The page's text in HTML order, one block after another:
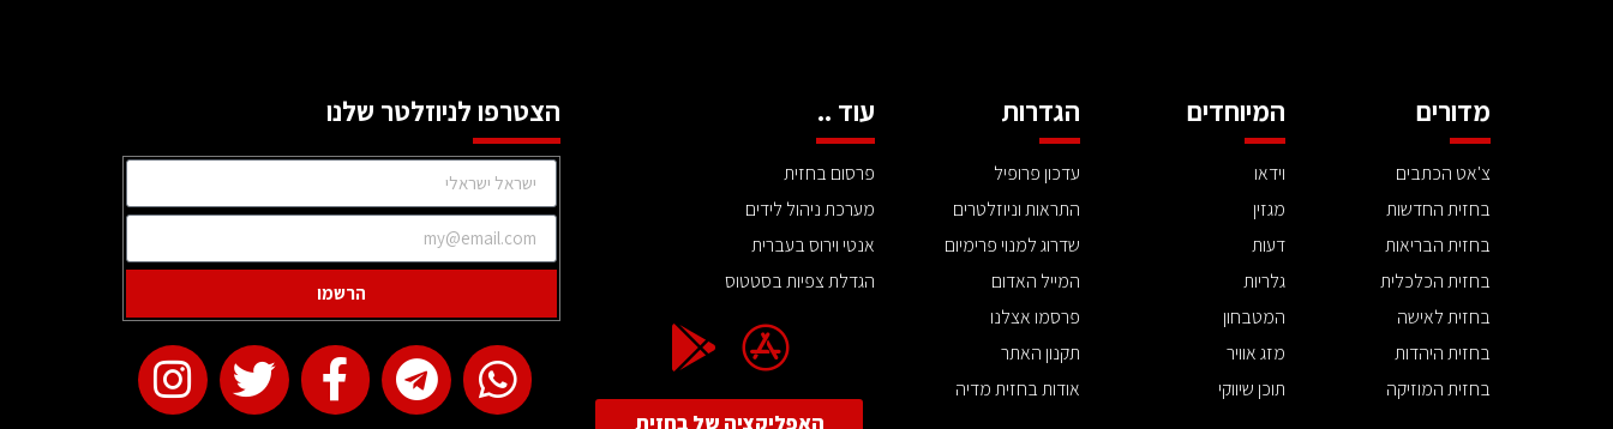
מדורים
צ'אט הכתבים
בחזית החדשות
בחזית הבריאות
בחזית הכלכלית
בחזית לאישה
בחזית היהדות
בחזית המוזיקה
המיוחדים
וידאו
מגזין
דעות
גלריות
המטבחון
מזג אוויר
תוכן שיווקי
הגדרות
עדכון פרופיל
התראות וניוזלטרים
שדרוג למנוי פרימיום
המייל האדום
פרסמו אצלנו
תקנון האתר
אודות בחזית מדיה
עוד ..
פרסום בחזית
מערכת ניהול לידים
אנטי וירוס בעברית
הגדלת צפיות בסטטוס
האפליקציה של בחזית
הצטרפו לניוזלטר שלנו
הרשמו